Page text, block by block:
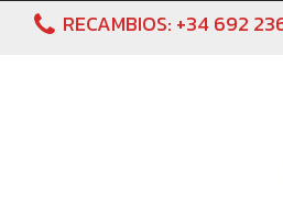
RECAMBIOS: +34 692